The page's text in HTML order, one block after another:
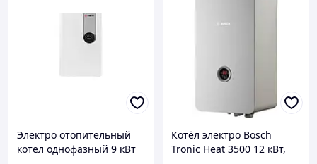
Электро отопительный
котел однофазный 9 кВт
Котёл электро Bosch
Tronic Heat 3500 12 кВт,